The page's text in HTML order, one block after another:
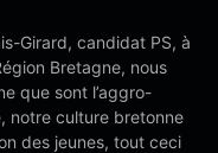
Girard, candidat PS, à
Bretagne, nous
que sont l’aggro-
notre culture bretonne
des jeunes, tout ceci